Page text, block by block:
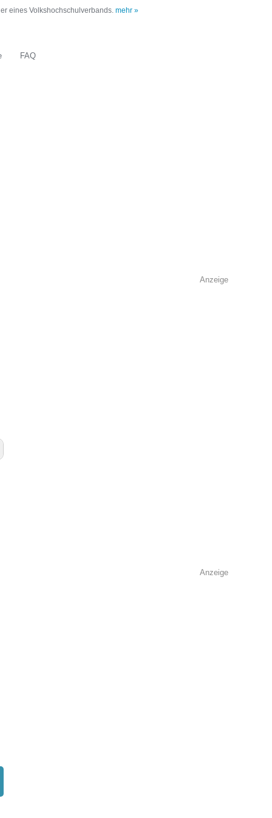
eines Volkshochschulverbands. mehr »
FAQ
Anzeige
Anzeige